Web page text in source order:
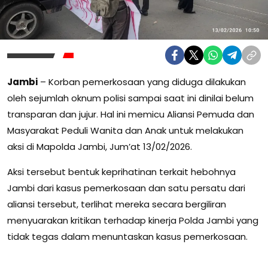
Jambi – Korban pemerkosaan yang diduga dilakukan
oleh sejumlah oknum polisi sampai saat ini dinilai belum
transparan dan jujur. Hal ini memicu Aliansi Pemuda dan
Masyarakat Peduli Wanita dan Anak untuk melakukan
aksi di Mapolda Jambi, Jum’at 13/02/2026.
Aksi tersebut bentuk keprihatinan terkait hebohnya
Jambi dari kasus pemerkosaan dan satu persatu dari
aliansi tersebut, terlihat mereka secara bergiliran
menyuarakan kritikan terhadap kinerja Polda Jambi yang
tidak tegas dalam menuntaskan kasus pemerkosaan.